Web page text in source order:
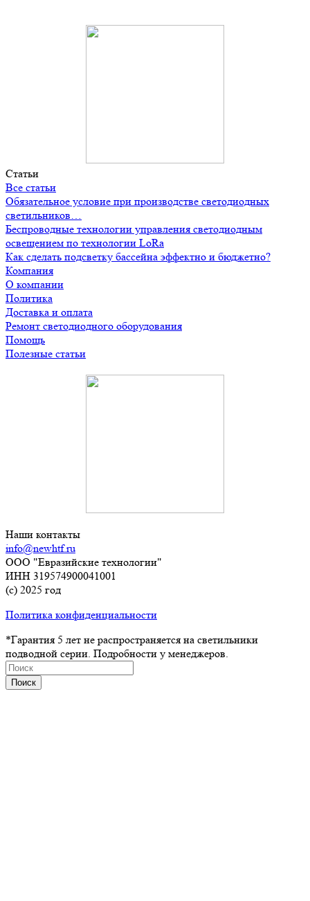
Статьи
Все статьи
Обязательное условие при производстве светодиодных
светильников…
Беспроводные технологии управления светодиодным
освещением по технологии LoRa
Как сделать подсветку бассейна эффектно и бюджетно?
Компания
О компании
Политика
Доставка и оплата
Ремонт светодиодного оборудования
Помощь
Полезные статьи
Наши контакты
info@newhtf.ru
ООО "Евразийские технологии"
ИНН 319574900041001
(с) 2025 год
Политика конфиденциальности
*Гарантия 5 лет не распространяется на светильники
подводной серии. Подробности у менеджеров.
Поиск